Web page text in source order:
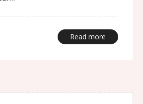
Read more